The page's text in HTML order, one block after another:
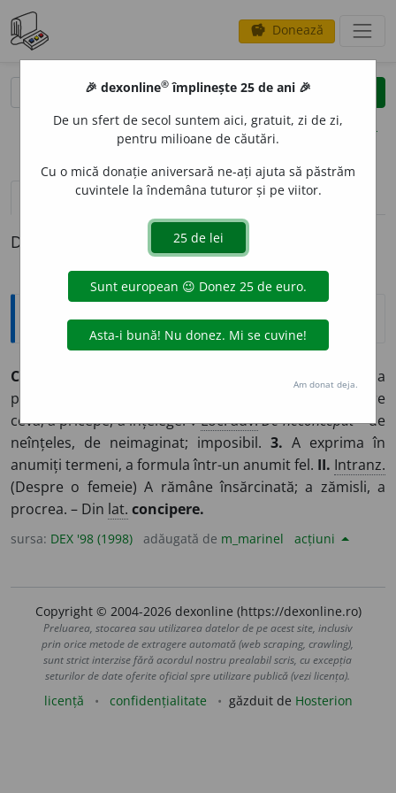
savings Donează
clear
opțiuni
definiții (1) pronunțievolume_up (14)
Definiția cu ID-ul 29477:
Explicative DEX
CONC
A imagina, a
proiecta, a gândi ceva nou.
A-și face o idee despre
ceva; a pricepe, a înțelege. ◊Loc. adv.De neconceput= de
neînțeles, de neimaginat; imposibil. 3. A exprima în
anumiți termeni, a formula într-un anumit fel. II. Intranz.
(Despre o femeie) A rămâne însărcinată; a zămisli, a
procrea. – Din lat. concipere.
sursa: DEX '98 (1998) adăugată de m_marinel acțiuni
Copyright © 2004-2026 dexonline (https://dexonline.ro)
Preluarea, stocarea sau utilizarea datelor de pe acest site, inclusiv
prin orice metode de extragere automată (web scraping, crawling),
sunt strict interzise fără acordul nostru prealabil scris, cu excepția
seturilor de date oferite oficial spre utilizare publică (vezi licența).
licență confidențialitate găzduit de Hosterion
🎉 dexonline® împlinește 25 de ani 🎉
De un sfert de secol suntem aici, gratuit, zi de zi,
pentru milioane de căutări.
Cu o mică donație aniversară ne-ați ajuta să păstrăm
cuvintele la îndemâna tuturor și pe viitor.
Am donat deja.